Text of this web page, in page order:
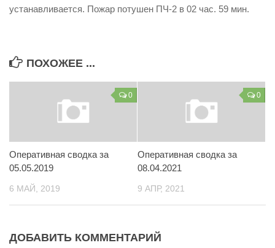
устанавливается. Пожар потушен ПЧ-2 в 02 час. 59 мин.
ПОХОЖЕЕ ...
0
Оперативная сводка за
05.05.2019
6 МАЙ, 2019
0
Оперативная сводка за
08.04.2021
9 АПР, 2021
ДОБАВИТЬ КОММЕНТАРИЙ